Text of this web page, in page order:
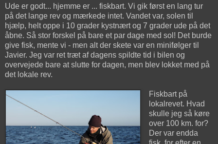
Ude er godt... hjemme er ... fiskbart. Vi gik først en lang tur
på det lange rev og mærkede intet. Vandet var, solen til
hjælp, helt oppe i 10 grader kystnært og 7 grader ude på det
åbne. Så stor forskel på bare et par dage med sol! Det burde
give fisk, mente vi - men alt der skete var en minifølger til
Javier. Jeg var ret træt af dagens spildte tid i bilen og
overvejede bare at slutte for dagen, men blev lokket med på
det lokale rev.
Fiskbart på
lokalrevet. Hvad
skulle jeg så køre
over 100 km. for?
Der var endda